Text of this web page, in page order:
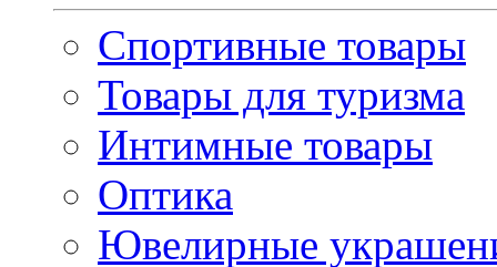
Спортивные товары
Товары для туризма
Интимные товары
Оптика
Ювелирные